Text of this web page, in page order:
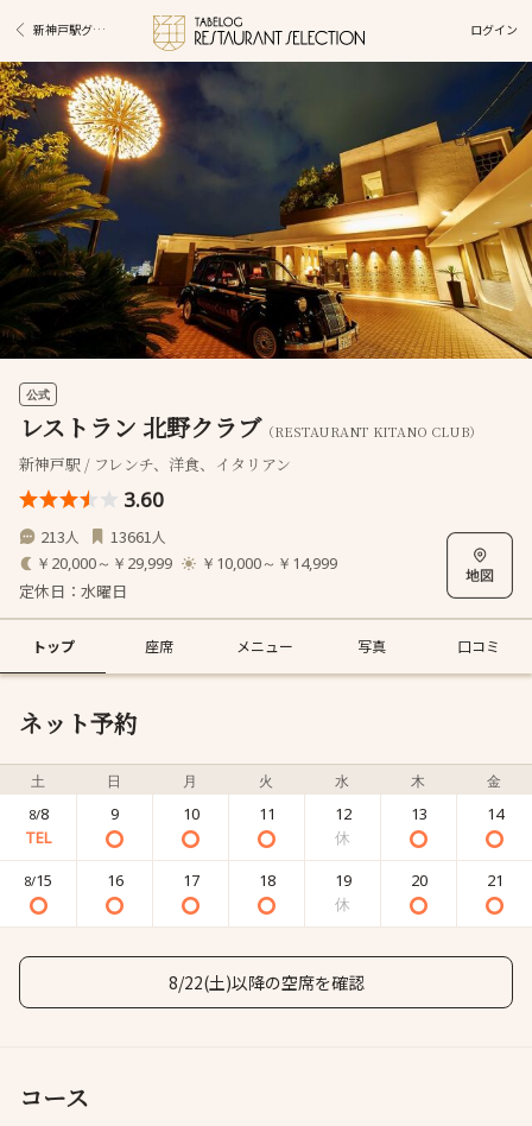
新神戸駅グルメ ログイン
公式
レストラン 北野クラブ （RESTAURANT KITANO CLUB）
新神戸駅 / フレンチ、洋食、イタリアン
3.60
213人 13661人
￥20,000～￥29,999 ￥10,000～￥14,999
定休日：水曜日
トップ 座席 メニュー 写真 口コミ
ネット予約
土 日 月 火 水 木 金
8/8 9 10 11 12 13 14
8/15 16 17 18 19 20 21
8/22(土)以降の空席を確認
コース